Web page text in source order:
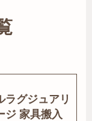
ラグジュアリ
ジ 家具搬入